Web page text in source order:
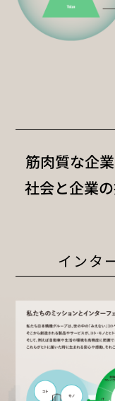
筋肉質な企
社会と企業
インタ